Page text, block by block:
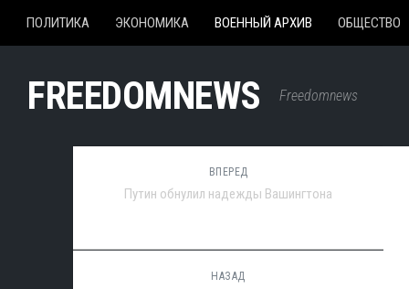
ПОЛИТИКА ЭКОНОМИКА ВОЕННЫЙ АРХИВ ОБЩЕСТВО
FREEDOMNEWS Freedomnews
ВПЕРЕД
Путин обнулил надежды Вашингтона
НАЗАД